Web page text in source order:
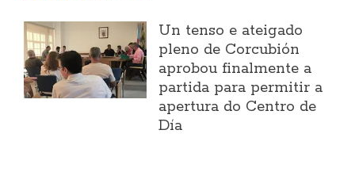
Un tenso e ateigado
pleno de Corcubión
aprobou finalmente a
partida para permitir a
apertura do Centro de
Día